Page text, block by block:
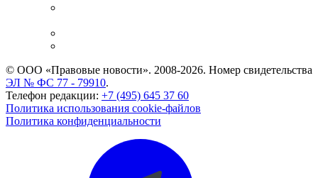
© ООО «Правовые новости». 2008-2026. Номер свидетельства
ЭЛ № ФС 77 - 79910.
Телефон редакции: +7 (495) 645 37 60
Политика использования cookie-файлов
Политика конфиденциальности